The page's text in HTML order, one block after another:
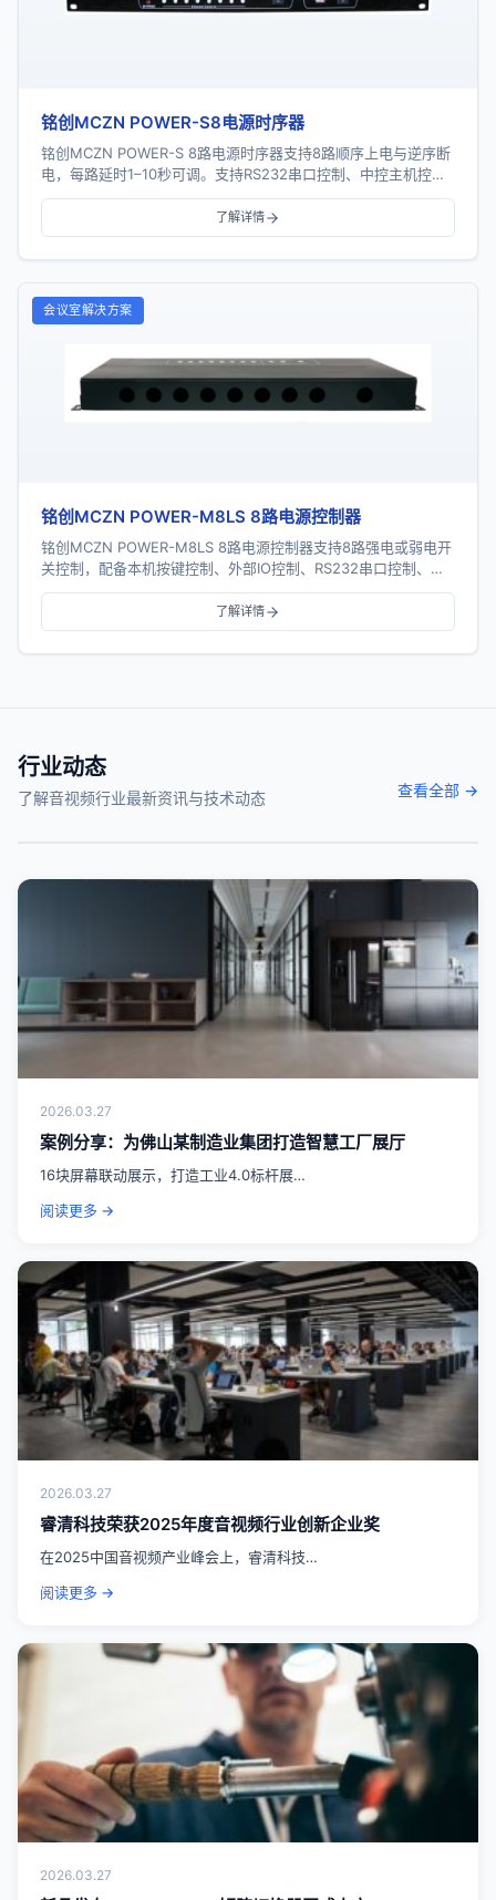
铭创MCZN POWER-S8电源时序器
铭创MCZN POWER-S 8路电源时序器支持8路顺序上电与逆序断
电，每路延时1–10秒可调。支持RS232串口控制、中控主机控
制、PC控制、网络控制及多机级...
了解详情
会议室解决方案
铭创MCZN POWER-M8LS 8路电源控制器
铭创MCZN POWER-M8LS 8路电源控制器支持8路强电或弱电开
关控制，配备本机按键控制、外部IO控制、RS232串口控制、
RS485总线控制及TCP/I...
了解详情
行业动态
了解音视频行业最新资讯与技术动态 查看全部 →
2026.03.27
案例分享：为佛山某制造业集团打造智慧工厂展厅
16块屏幕联动展示，打造工业4.0标杆展…
阅读更多 →
2026.03.27
睿清科技荣获2025年度音视频行业创新企业奖
在2025中国音视频产业峰会上，睿清科技…
阅读更多 →
2026.03.27